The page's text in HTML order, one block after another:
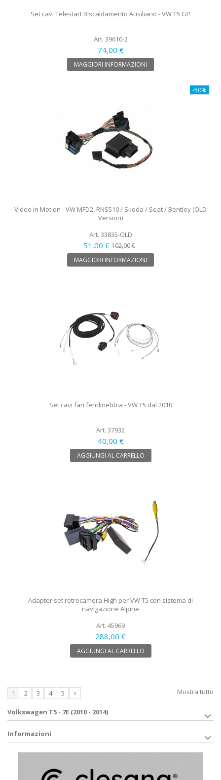
Set cavi Telestart Riscaldamento Ausiliario - VW T5 GP
Art. 39610-2
74,00 €
MAGGIORI INFORMAZIONI
-50%
Video in Motion - VW MFD2, RNS510 / Skoda / Seat / Bentley (OLD
Version)
Art. 33835-OLD
51,00 € 102,00 €
MAGGIORI INFORMAZIONI
Set cavi fari fendinebbia - VW T5 dal 2010
Art. 37932
40,00 €
AGGIUNGI AL CARRELLO
Adapter set retrocamera High per VW T5 con sistema di
navigazione Alpine
Art. 45969
288,00 €
AGGIUNGI AL CARRELLO
Mostra tutto
1 2 3 4 5
Volkswagen T5 - 7E (2010 - 2014)
Informazioni